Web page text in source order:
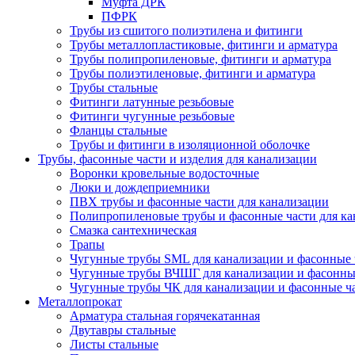
ПФРК
Трубы из сшитого полиэтилена и фитинги
Трубы металлопластиковые, фитинги и арматура
Трубы полипропиленовые, фитинги и арматура
Трубы полиэтиленовые, фитинги и арматура
Трубы стальные
Фитинги латунные резьбовые
Фитинги чугунные резьбовые
Фланцы стальные
Трубы и фитинги в изоляционной оболочке
Трубы, фасонные части и изделия для канализации
Воронки кровельные водосточные
Люки и дождеприемники
ПВХ трубы и фасонные части для канализации
Полипропиленовые трубы и фасонные части для
Смазка сантехническая
Трапы
Чугунные трубы SML для канализации и фасонные
Чугунные трубы ВЧШГ для канализации и
Чугунные трубы ЧК для канализации и фасонные
Металлопрокат
Арматура стальная горячекатанная
Двутавры стальные
Листы стальные